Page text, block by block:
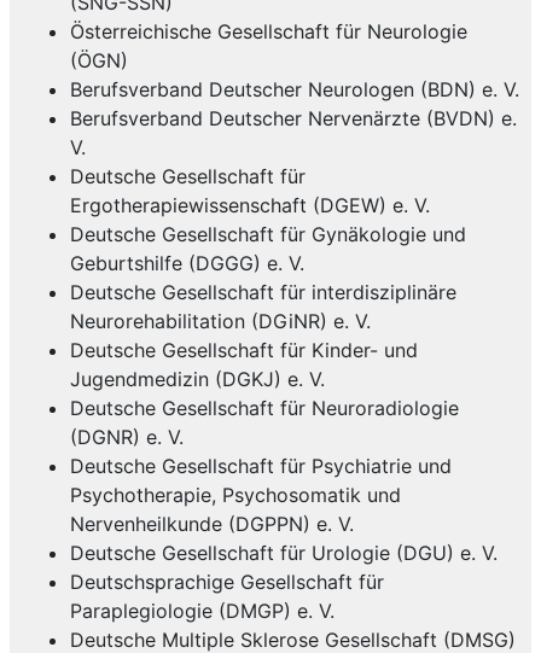
Österreichische Gesellschaft für Neurologie
(ÖGN)
Berufsverband Deutscher Neurologen (BDN) e. V.
Berufsverband Deutscher Nervenärzte (BVDN) e.
V.
Deutsche Gesellschaft für
Ergotherapiewissenschaft (DGEW) e. V.
Deutsche Gesellschaft für Gynäkologie und
Geburtshilfe (DGGG) e. V.
Deutsche Gesellschaft für interdisziplinäre
Neurorehabilitation (DGiNR) e. V.
Deutsche Gesellschaft für Kinder- und
Jugendmedizin (DGKJ) e. V.
Deutsche Gesellschaft für Neuroradiologie
(DGNR) e. V.
Deutsche Gesellschaft für Psychiatrie und
Psychotherapie, Psychosomatik und
Nervenheilkunde (DGPPN) e. V.
Deutsche Gesellschaft für Urologie (DGU) e. V.
Deutschsprachige Gesellschaft für
Paraplegiologie (DMGP) e. V.
Deutsche Multiple Sklerose Gesellschaft (DMSG)